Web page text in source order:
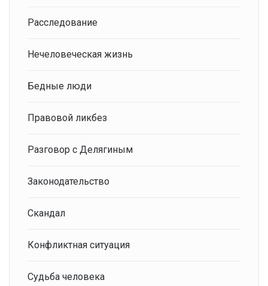
Расследование
Нечеловеческая жизнь
Бедные люди
Правовой ликбез
Разговор с Делягиным
Законодательство
Скандал
Конфликтная ситуация
Судьба человека